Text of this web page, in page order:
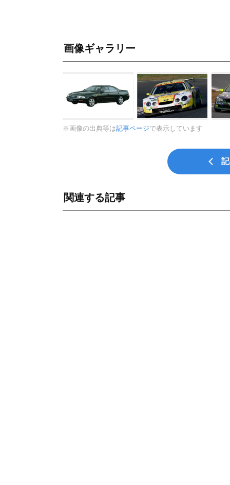
画像ギャラリー
※画像の出典等は記事ページで表示しています
関連する記事